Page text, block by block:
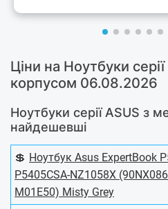
Ціни на Ноутбуки
корпусом 06.08.2026
Ноутбуки серії ASUS з
найдешевші
💲 Ноутбук Asus ExpertBook
P5405CSA-NZ1058X
M01E50) Misty Grey